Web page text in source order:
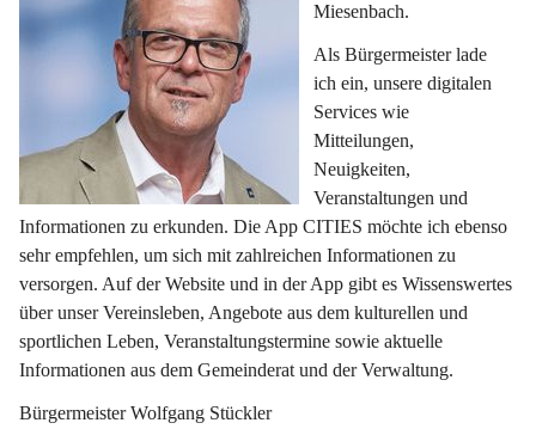
Miesenbach.
Als Bürgermeister lade
ich ein, unsere digitalen
Services wie
Mitteilungen,
Neuigkeiten,
Veranstaltungen und
Informationen zu erkunden. Die App CITIES möchte ich ebenso
sehr empfehlen, um sich mit zahlreichen Informationen zu
versorgen. Auf der Website und in der App gibt es Wissenswertes
über unser Vereinsleben, Angebote aus dem kulturellen und
sportlichen Leben, Veranstaltungstermine sowie aktuelle
Informationen aus dem Gemeinderat und der Verwaltung.
Bürgermeister Wolfgang Stückler